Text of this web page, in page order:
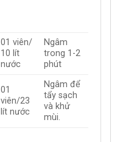
01 viên/
10 lít
nước
Ngâm
trong 1-2
phút
01
viên/23
lít nước
Ngâm để
tẩy sạch
và khử
mùi.